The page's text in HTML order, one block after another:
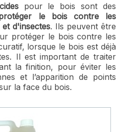
pour le bois sont des
le bois contre les
d'insectes. Ils peuvent être
protéger le bois contre les
lorsque le bois est déjà
Il est important de traiter
la finition, pour éviter les
et l’apparition de points
la face du bois.